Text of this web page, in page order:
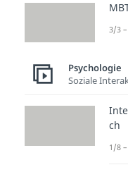
3/3
Psychologie
Soziale
ch
1/8